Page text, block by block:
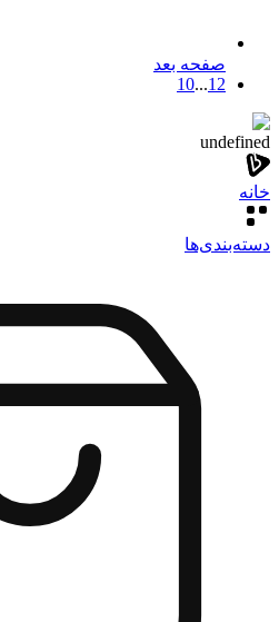
صفحه بعد
12
...
10
undefined
خانه
دسته‌بندی‌‌ها